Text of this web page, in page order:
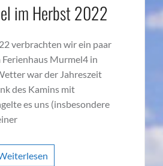
im Herbst 2022
verbrachten wir ein paar
Ferienhaus Murmel4 in
war der Jahreszeit
des Kamins mit
es uns (insbesondere